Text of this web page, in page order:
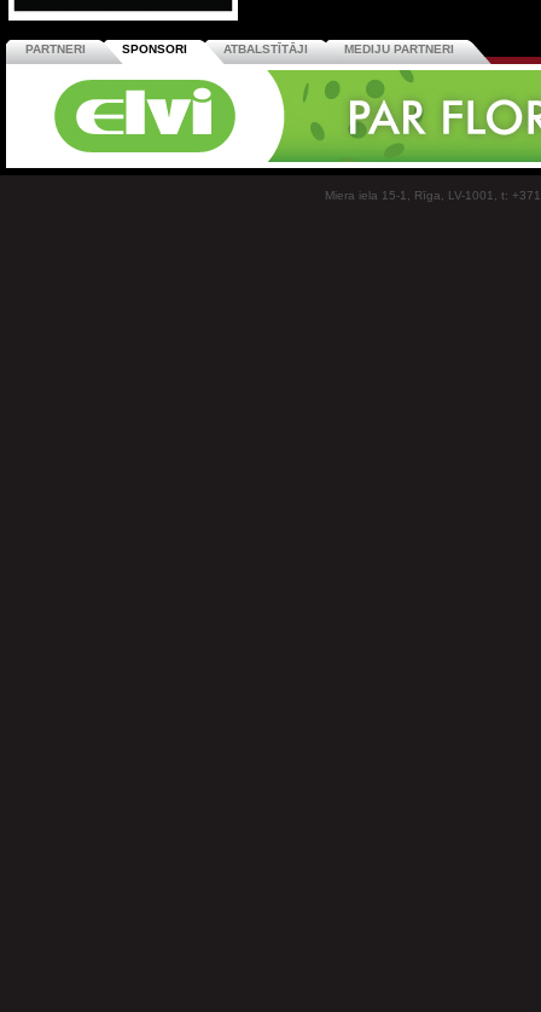
PARTNERI SPONSORI ATBALSTĪTĀJI MEDIJU PARTNERI
Miera iela 15-1, Rīga, LV-1001, t: